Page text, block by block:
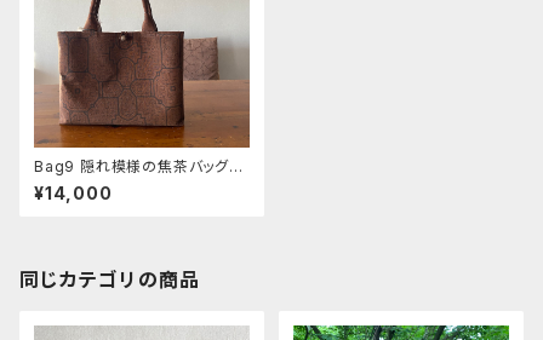
Bag9 隠れ模様の焦茶バッグ
38x26x5cm 木の実のフックシ
ピボ模様の手提げ レア素材
¥14,000
同じカテゴリの商品